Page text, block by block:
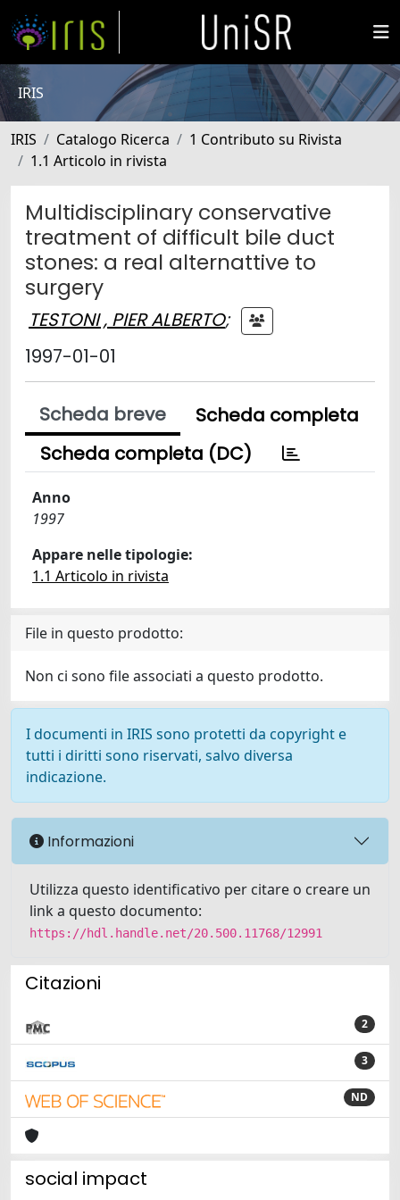
IRIS
IRIS Catalogo Ricerca
1 Contributo su Rivista
1.1 Articolo in rivista
Multidisciplinary conservative
treatment of difficult bile duct
stones: a real alternattive to
surgery
TESTONI , PIER ALBERTO;
1997-01-01
Scheda breve
Scheda completa
Scheda completa (DC)
Anno
1997
Appare nelle tipologie:
1.1 Articolo in rivista
File in questo prodotto:
Non ci sono file associati a questo prodotto.
I documenti in IRIS sono protetti da copyright e
tutti i diritti sono riservati, salvo diversa
indicazione.
Informazioni
Utilizza questo identificativo per citare o creare un
link a questo documento:
https://hdl.handle.net/20.500.11768/12991
Citazioni
2
3
ND
social impact